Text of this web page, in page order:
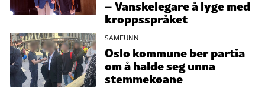
– Vanskelegare å lyge med
kroppsspråket
SAMFUNN
Oslo kommune ber partia
om å halde seg unna
stemmekøane